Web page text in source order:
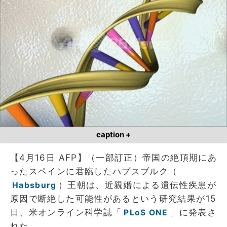
caption +
【4月16日 AFP】（一部訂正）帝国の絶頂期にあ
ったスペインに君臨したハプスブルク（
Habsburg ）王朝は、近親婚による遺伝性疾患が
原因で断絶した可能性があるという研究結果が15
日、米オンライン科学誌「 PLoS ONE
」に発表さ